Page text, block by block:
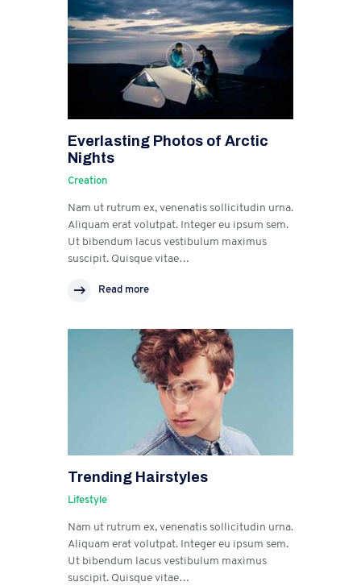
Everlasting Photos of Arctic
Nights
Creation
Nam ut rutrum ex, venenatis sollicitudin urna.
Aliquam erat volutpat. Integer eu ipsum sem.
Ut bibendum lacus vestibulum maximus
suscipit. Quisque vitae…
Read more
Trending Hairstyles
Lifestyle
Nam ut rutrum ex, venenatis sollicitudin urna.
Aliquam erat volutpat. Integer eu ipsum sem.
Ut bibendum lacus vestibulum maximus
suscipit. Quisque vitae…